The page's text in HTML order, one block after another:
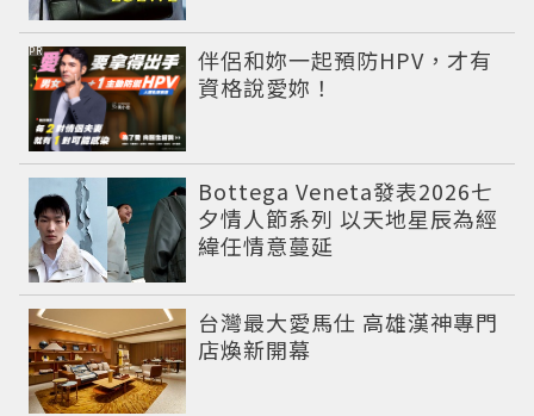
伴侶和妳一起預防HPV，才有
資格說愛妳！
PR
Bottega Veneta發表2026七
夕情人節系列 以天地星辰為經
緯任情意蔓延
台灣最大愛馬仕 高雄漢神專門
店煥新開幕